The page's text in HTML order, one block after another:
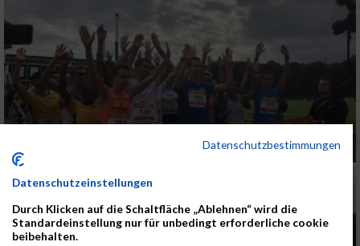
Datenschutzbestimmungen
Datenschutzeinstellungen
Durch Klicken auf die Schaltfläche „Ablehnen“ wird die
Standardeinstellung nur für unbedingt erforderliche cookie
beibehalten.